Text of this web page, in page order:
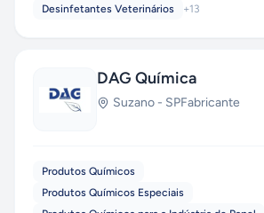
Desinfetantes Veterinários
+13
DAG Química
Suzano - SPFabricante
Produtos Químicos
Produtos Químicos Especiais